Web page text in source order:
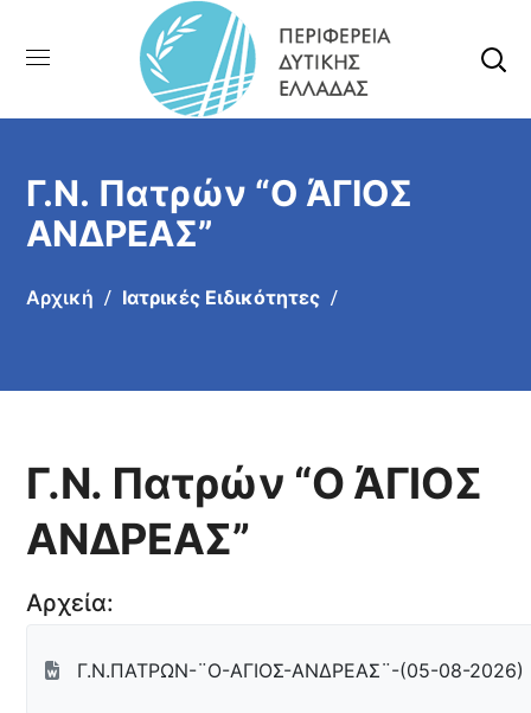
Γ.Ν. Πατρών “Ο ΆΓΙΟΣ
ΑΝΔΡΕΑΣ”
Αρχική Ιατρικές Ειδικότητες
Γ.Ν. Πατρών “Ο ΆΓΙΟΣ
ΑΝΔΡΕΑΣ”
Αρχεία:
Γ.Ν.ΠΑΤΡΩΝ-¨Ο-ΑΓΙΟΣ-ΑΝΔΡΕΑΣ¨-(05-08-2026)